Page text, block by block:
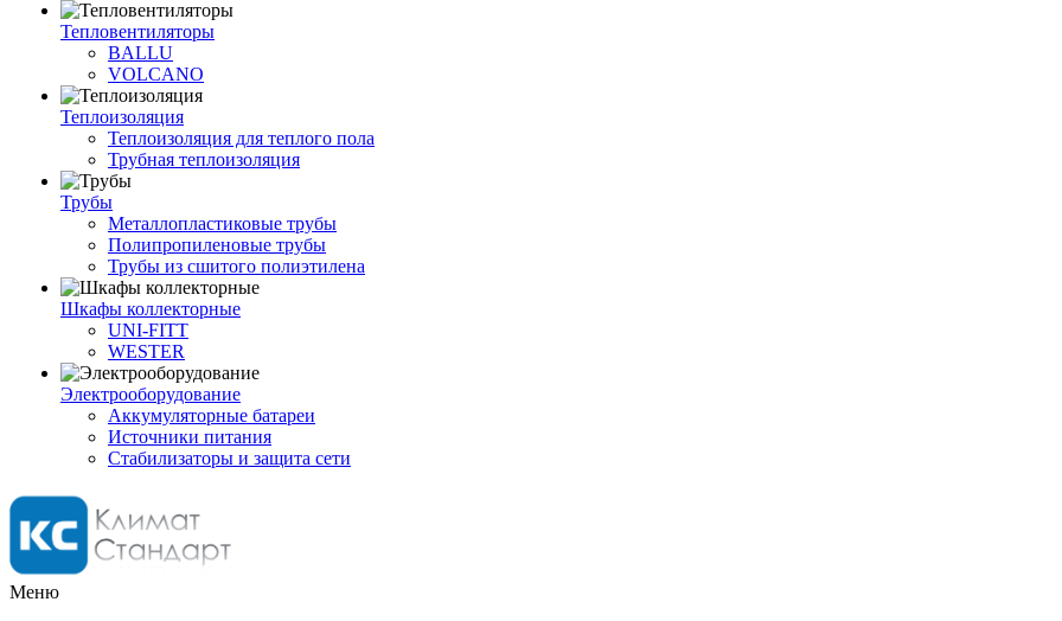
Тепловентиляторы
BALLU
VOLCANO
Теплоизоляция
Теплоизоляция для теплого пола
Трубная теплоизоляция
Трубы
Металлопластиковые трубы
Полипропиленовые трубы
Трубы из сшитого полиэтилена
Шкафы коллекторные
UNI-FITT
WESTER
Электрооборудование
Аккумуляторные батареи
Источники питания
Стабилизаторы и защита сети
Меню